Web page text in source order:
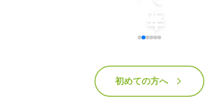
初めての方へ